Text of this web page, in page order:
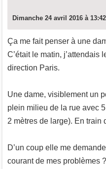
Dimanche 24 avril 2016 à
Ça me fait penser à une
C’était le matin, j’attendais
direction Paris.
Une dame, visiblement un
plein milieu de la rue avec
2 mètres de large). En train
D’un coup elle me
courant de mes problèmes